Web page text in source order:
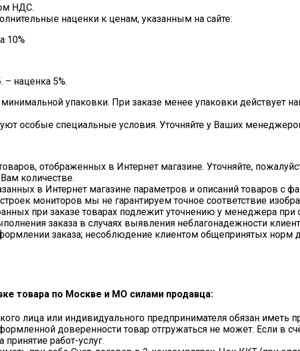
НДС.
наценки к ценам, указанным на сайте:
10%
– наценка 5%.
упаковки. При заказе менее упаковки действует
особые специальные условия. Уточняйте у Ваших
отображенных в Интернет магазине. Уточняйте,
количестве.
в Интернет магазине параметров и описаний товаров с
мониторов мы не гарантируем точное соответствие
при заказе товарах подлежит уточнению у менеджера при
заказа в случаях выявления неблагонадежности
заказа; несоблюдение клиентом общепринятых норм
товара по Москве и МО силами продавца:
лица или индивидуального предпринимателя обязан иметь
доверенности товар отгружаться не может. Если в
работ-услуг.